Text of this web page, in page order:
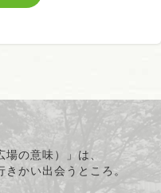
場の意味）」は、
かい出会うところ。